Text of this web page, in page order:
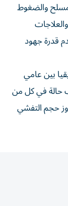
والضغوط
قدرة ⁠جهود
بين عامي
عندما سجلت ⁠أكثر من 28 ألف حالة ​في كل من
حجم التفشي